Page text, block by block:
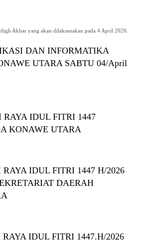
Akbar yang akan dilaksanakan pada 4 April 2026.
DAN INFORMATIKA
UTARA SABTU 04/April
IDUL FITRI 1447
KONAWE UTARA
IDUL FITRI 1447 H/2026
DAERAH
IDUL FITRI 1447.H/2026